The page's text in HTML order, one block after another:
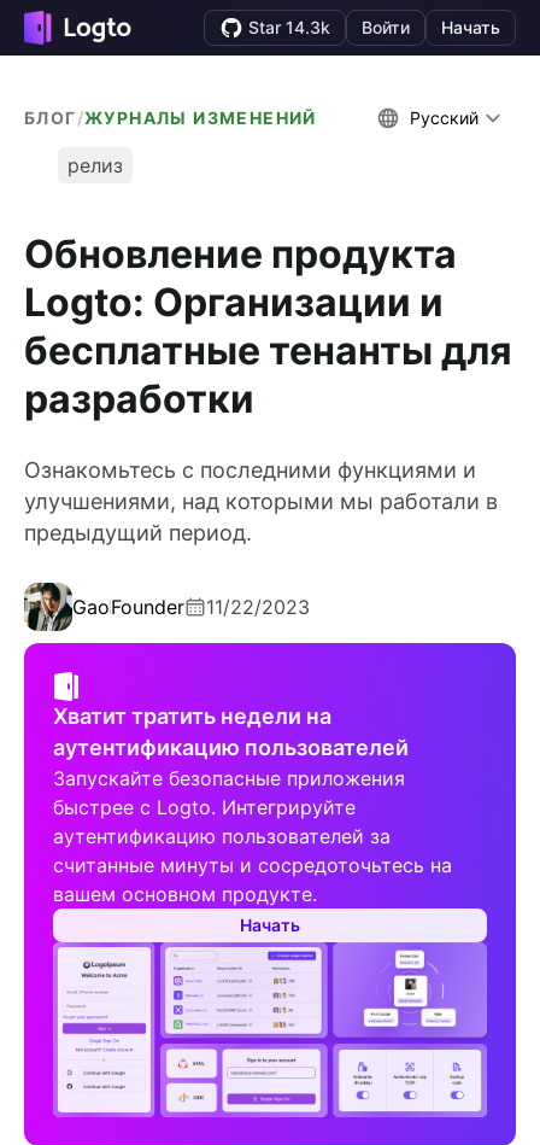
Star 14.3k Войти Начать
БЛОГ/ЖУРНАЛЫ ИЗМЕНЕНИЙ Русский
релиз
Обновление продукта
Logto: Организации и
бесплатные тенанты для
разработки
Ознакомьтесь с последними функциями и
улучшениями, над которыми мы работали в
предыдущий период.
GaoFounder 11/22/2023
Хватит тратить недели на
аутентификацию пользователей
Запускайте безопасные приложения
быстрее с Logto. Интегрируйте
аутентификацию пользователей за
считанные минуты и сосредоточьтесь на
вашем основном продукте.
Начать